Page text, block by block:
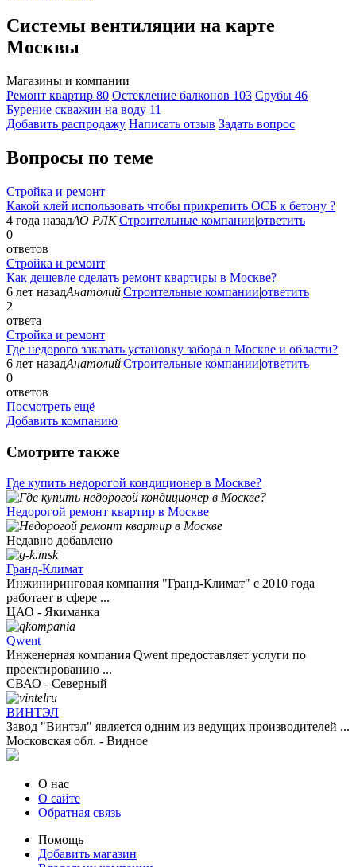
Системы вентиляции на карте
Москвы
Магазины и компании
Ремонт квартир 80 Остекление балконов 103 Срубы 46
Бурение скважин на воду 11
Добавить раcпродажу Написать отзыв Задать вопрос
Вопросы по теме
Стройка и ремонт
Какой клей использовать чтобы прикрепить ОСБ к бетону ?
4 года назадАО РЛК|Строительные компании|ответить
0
ответов
Стройка и ремонт
Как дешевле сделать ремонт квартиры в Москве?
6 лет назадАнатолий|Строительные компании|ответить
2
ответа
Стройка и ремонт
Где недорого заказать установку забора в Москве и области?
6 лет назадАнатолий|Строительные компании|ответить
0
ответов
Посмотреть ещё
Добавить компанию
Смотрите также
Где купить недорогой кондиционер в Москве?
Недорогой ремонт квартир в Москве
Недавно добавлено
Гранд-Климат
Инжиниринговая компания "Гранд-Климат" с 2010 года
работает в сфере ...
ЦАО - Якиманка
Qwent
Инженерная компания Qwent предоставляет услуги по
проектированию ...
СВАО - Северный
ВИНТЭЛ
Завод "Винтэл" является одним из ведущих производителей ...
Московская обл. - Видное
О нас
О сайте
Обратная связь
Помощь
Добавить магазин